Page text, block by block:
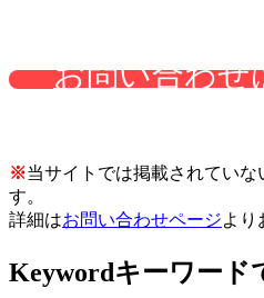
お問い合わせ
※当サイトでは掲載されていな
す。
詳細はお問い合わせページより
Keywordキーワード